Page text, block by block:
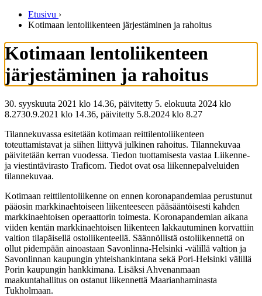
Etusivu ›
Kotimaan lentoliikenteen järjestäminen ja rahoitus
Kotimaan lentoliikenteen
järjestäminen ja rahoitus
30. syyskuuta 2021 klo 14.36, päivitetty 5. elokuuta 2024 klo
8.2730.9.2021 klo 14.36, päivitetty 5.8.2024 klo 8.27
Tilannekuvassa esitetään kotimaan reittilentoliikenteen
toteuttamistavat ja siihen liittyvä julkinen rahoitus. Tilannekuvaa
päivitetään kerran vuodessa. Tiedon tuottamisesta vastaa Liikenne-
ja viestintävirasto Traficom. Tiedot ovat osa liikennepalveluiden
tilannekuvaa.
Kotimaan reittilentoliikenne on ennen koronapandemiaa perustunut
pääosin markkinaehtoiseen liikenteeseen pääsääntöisesti kahden
markkinaehtoisen operaattorin toimesta. Koronapandemian aikana
viiden kentän markkinaehtoisen liikenteen lakkautuminen korvattiin
valtion tilapäisellä ostoliikenteellä. Säännöllistä ostoliikennettä on
ollut pidempään ainoastaan Savonlinna-Helsinki -välillä valtion ja
Savonlinnan kaupungin yhteishankintana sekä Pori-Helsinki välillä
Porin kaupungin hankkimana. Lisäksi Ahvenanmaan
maakuntahallitus on ostanut liikennettä Maarianhaminasta
Tukholmaan.